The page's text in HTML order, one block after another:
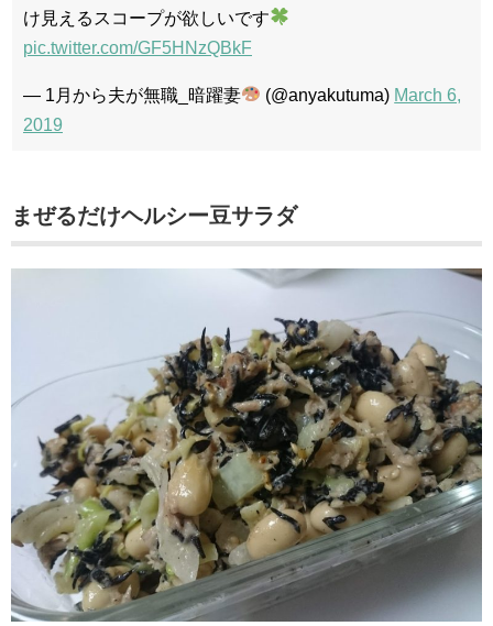
け見えるスコープが欲しいです
pic.twitter.com/GF5HNzQBkF
— 1月から夫が無職_暗躍妻 (@anyakutuma) March 6,
2019
まぜるだけヘルシー豆サラダ